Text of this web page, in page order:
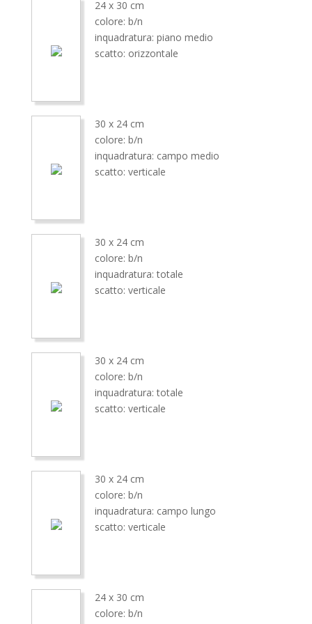
24 x 30 cm
colore: b/n
inquadratura: piano medio
scatto: orizzontale
30 x 24 cm
colore: b/n
inquadratura: campo medio
scatto: verticale
30 x 24 cm
colore: b/n
inquadratura: totale
scatto: verticale
30 x 24 cm
colore: b/n
inquadratura: totale
scatto: verticale
30 x 24 cm
colore: b/n
inquadratura: campo lungo
scatto: verticale
24 x 30 cm
colore: b/n